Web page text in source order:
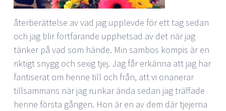
återberättelse av vad jag upplevde för ett tag sedan
och jag blir fortfarande upphetsad av det när jag
tänker på vad som hände. Min sambos kompis är en
riktigt snygg och sexig tjej. Jag får erkänna att jag har
fantiserat om henne till och från, att vi onanerar
tillsammans när jag runkar ända sedan jag träffade
henne första gången. Hon är en av dem där tjejerna